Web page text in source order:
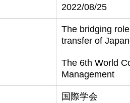
2022/08/25
The bridging
transfer of
The 6th World
Management
国際学会